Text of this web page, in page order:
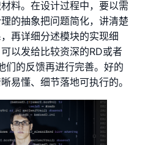
料。在设计过程中，要以需
的抽象把问题简化，讲清楚
再详细分述模块的实现细
以发给比较资深的RD或者
们的反馈再进行完善。好的
易懂、细节落地可执行的。